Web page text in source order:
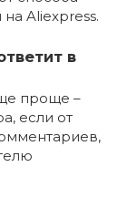
Aliexpress.
в
проще –
если от